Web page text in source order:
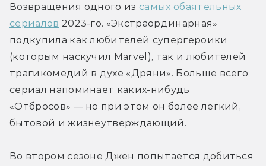
Возвращения одного из самых обаятельных
сериалов 2023-го. «Экстраординарная»
подкупила как любителей супергероики
(которым наскучил Marvel), так и любителей
трагикомедий в духе «Дряни». Больше всего
сериал напоминает каких-нибудь
«Отбросов» — но при этом он более лёгкий,
бытовой и жизнеутверждающий.
Во втором сезоне Джен попытается добиться